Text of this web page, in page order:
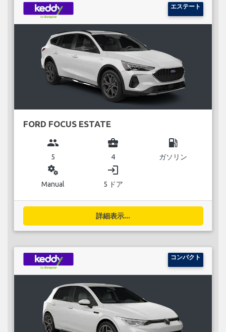
エステート
FORD FOCUS ESTATE
group
5
business_center
4
local_gas_station
ガソリン
miscellaneous_services
Manual
login
5 ドア
詳細表示...
コンパクト